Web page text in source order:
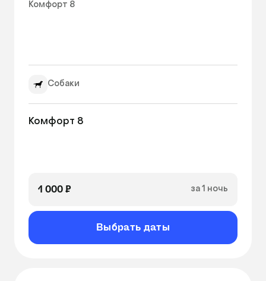
Комфорт 8
Собаки
Комфорт 8
1 000 ₽ за 1 ночь
Выбрать даты